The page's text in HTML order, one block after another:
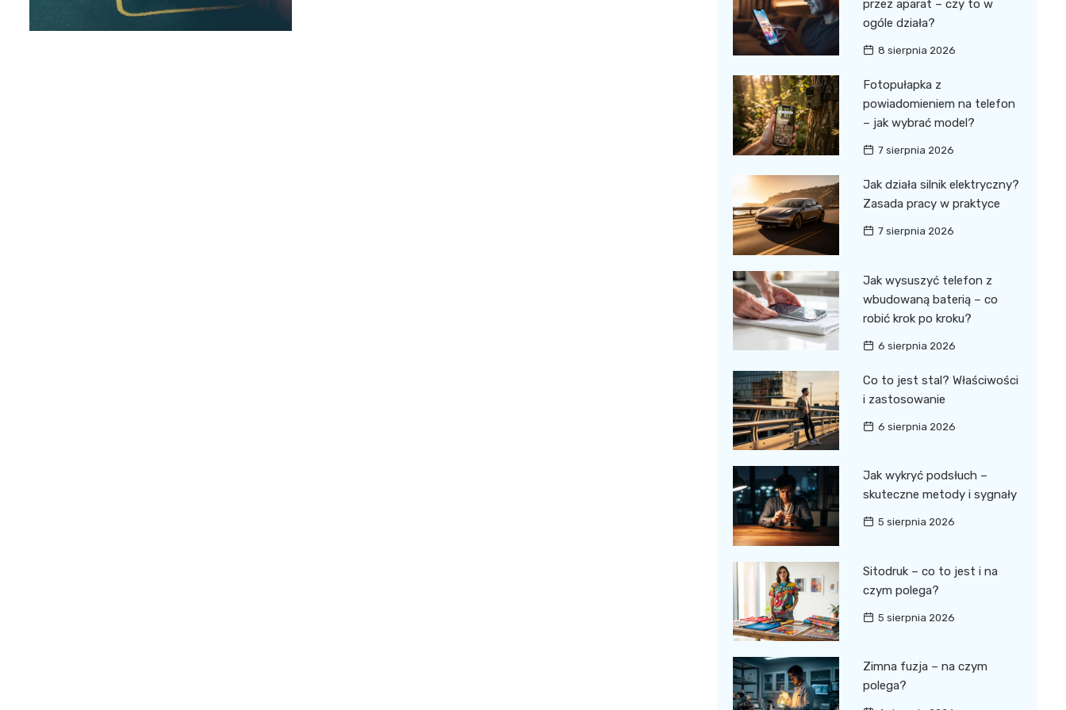
przez aparat – czy to w
ogóle działa?
8 sierpnia 2026
Fotopułapka z
powiadomieniem na telefon
– jak wybrać model?
7 sierpnia 2026
Jak działa silnik elektryczny?
Zasada pracy w praktyce
7 sierpnia 2026
Jak wysuszyć telefon z
wbudowaną baterią – co
robić krok po kroku?
6 sierpnia 2026
Co to jest stal? Właściwości
i zastosowanie
6 sierpnia 2026
Jak wykryć podsłuch –
skuteczne metody i sygnały
5 sierpnia 2026
Sitodruk – co to jest i na
czym polega?
5 sierpnia 2026
Zimna fuzja – na czym
polega?